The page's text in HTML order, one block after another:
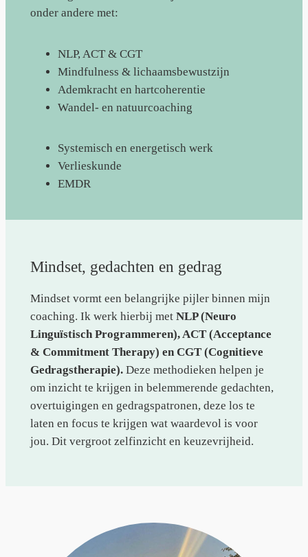
onder andere met:
NLP, ACT & CGT
Mindfulness & lichaamsbewustzijn
Ademkracht en hartcoherentie
Wandel- en natuurcoaching
Systemisch en energetisch werk
Verlieskunde
EMDR
Mindset, gedachten en gedrag
Mindset vormt een belangrijke pijler binnen mijn
coaching. Ik werk hierbij met NLP (Neuro
Linguïstisch Programmeren), ACT (Acceptance
& Commitment Therapy) en CGT (Cognitieve
Gedragstherapie).Deze methodieken helpen je
om inzicht te krijgen in belemmerende gedachten,
overtuigingen en gedragspatronen, deze los te
laten en focus te krijgen wat waardevol is voor
jou. Dit vergroot zelfinzicht en keuzevrijheid.